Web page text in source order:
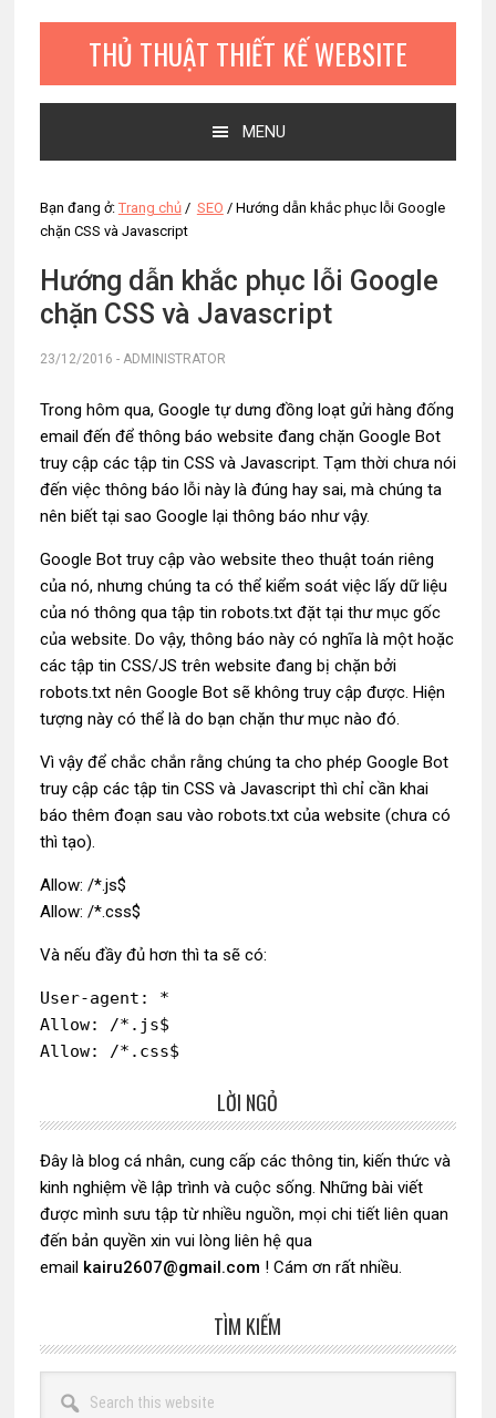
THỦ THUẬT THIẾT KẾ WEBSITE
MENU
Bạn đang ở: Trang chủ / SEO /Hướng dẫn khắc phục lỗi Google
chặn CSS và Javascript
Hướng dẫn khắc phục lỗi Google
chặn CSS và Javascript
23/12/2016 - ADMINISTRATOR
Trong hôm qua, Google tự dưng đồng loạt gửi hàng đống
email đến để thông báo website đang chặn Google Bot
truy cập các tập tin CSS và Javascript. Tạm thời chưa nói
đến việc thông báo lỗi này là đúng hay sai, mà chúng ta
nên biết tại sao Google lại thông báo như vậy.
Google Bot truy cập vào website theo thuật toán riêng
của nó, nhưng chúng ta có thể kiểm soát việc lấy dữ liệu
của nó thông qua tập tin robots.txt đặt tại thư mục gốc
của website. Do vậy, thông báo này có nghĩa là một hoặc
các tập tin CSS/JS trên website đang bị chặn bởi
robots.txt nên Google Bot sẽ không truy cập được. Hiện
tượng này có thể là do bạn chặn thư mục nào đó.
Vì vậy để chắc chắn rằng chúng ta cho phép Google Bot
truy cập các tập tin CSS và Javascript thì chỉ cần khai
báo thêm đoạn sau vào robots.txt của website (chưa có
thì tạo).
Allow: /*.js$
Allow: /*.css$
Và nếu đầy đủ hơn thì ta sẽ có:
User-agent: *
Allow: /*.js$
Allow: /*.css$
chính
LỜI NGỎ
Đây là blog cá nhân, cung cấp các thông tin, kiến thức và
kinh nghiệm về lập trình và cuộc sống. Những bài viết
được mình sưu tập từ nhiều nguồn, mọi chi tiết liên quan
đến bản quyền xin vui lòng liên hệ qua
email kairu2607@gmail.com ! Cám ơn rất nhiều.
TÌM KIẾM
this